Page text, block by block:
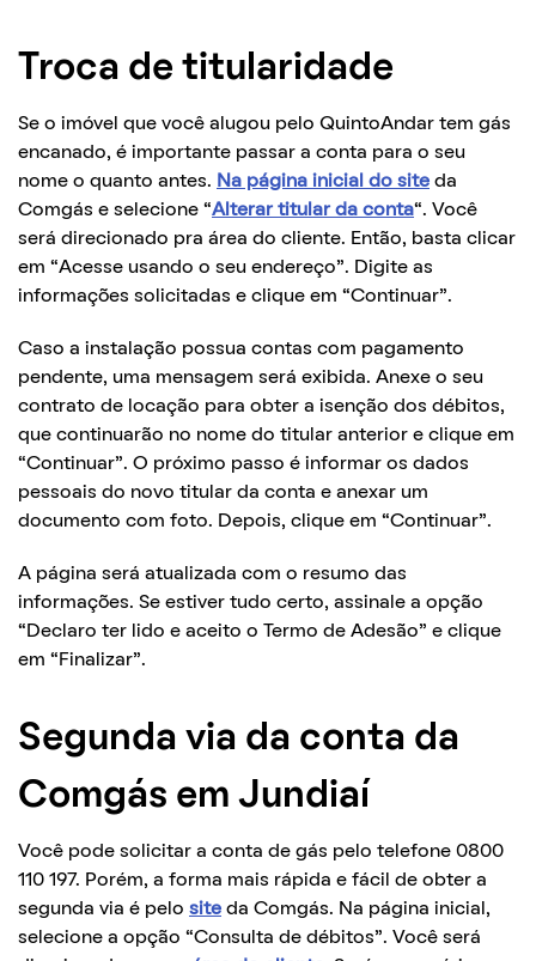
Troca de titularidade
Se o imóvel que você alugou pelo QuintoAndar tem gás
encanado, é importante passar a conta para o seu
nome o quanto antes. Na página inicial do site da
Comgás e selecione “Alterar titular da conta“. Você
será direcionado pra área do cliente. Então, basta clicar
em “Acesse usando o seu endereço”. Digite as
informações solicitadas e clique em “Continuar”.
Caso a instalação possua contas com pagamento
pendente, uma mensagem será exibida. Anexe o seu
contrato de locação para obter a isenção dos débitos,
que continuarão no nome do titular anterior e clique em
“Continuar”. O próximo passo é informar os dados
pessoais do novo titular da conta e anexar um
documento com foto. Depois, clique em “Continuar”.
A página será atualizada com o resumo das
informações. Se estiver tudo certo, assinale a opção
“Declaro ter lido e aceito o Termo de Adesão” e clique
em “Finalizar”.
Segunda via da conta da
Comgás em Jundiaí
Você pode solicitar a conta de gás pelo telefone 0800
110 197. Porém, a forma mais rápida e fácil de obter a
segunda via é pelo site da Comgás. Na página inicial,
selecione a opção “Consulta de débitos”. Você será